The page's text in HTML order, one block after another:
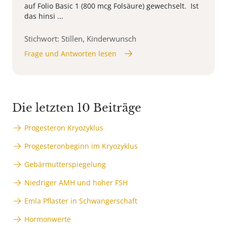
auf Folio Basic 1 (800 mcg Folsäure) gewechselt. Ist
das hinsi ...
Stichwort: Stillen, Kinderwunsch
Frage und Antworten lesen
Die letzten 10 Beiträge
Progesteron Kryozyklus
Progesteronbeginn im Kryozyklus
Gebärmutterspiegelung
Niedriger AMH und hoher FSH
Emla Pflaster in Schwangerschaft
Hormonwerte